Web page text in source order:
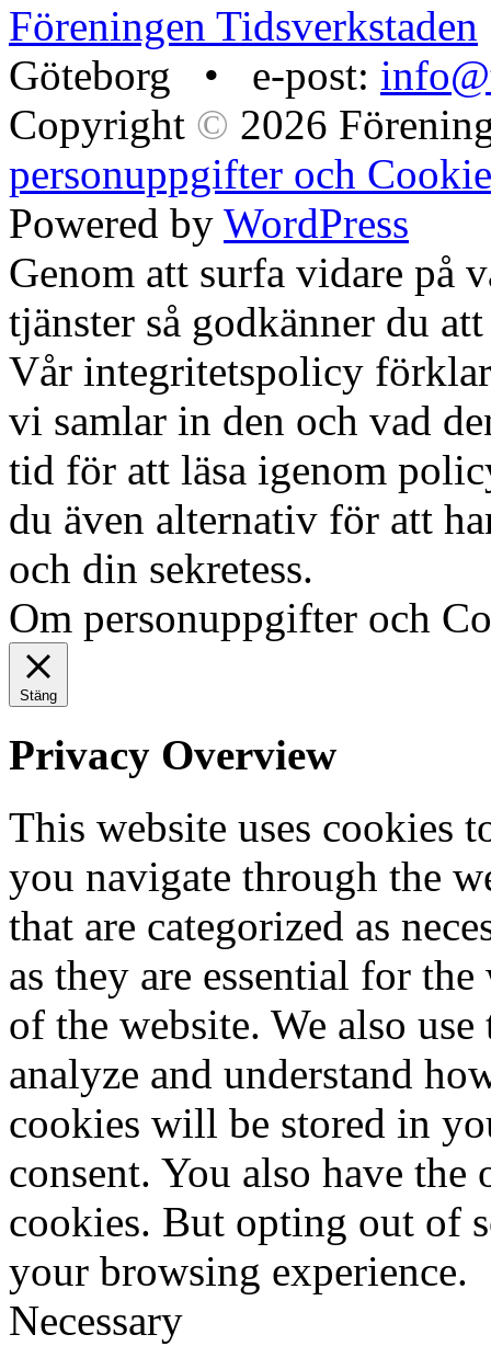
Föreningen Tidsverkstaden
Göteborg • e-post:
Copyright © 2026
personuppgifter och
Powered by WordPress
Genom att surfa vidare på
tjänster så godkänner du
Vår integritetspolicy
vi samlar in den och vad
tid för att läsa igenom
du även alternativ för att
och din sekretess.
Om personuppgifter och
Stäng
Privacy Overview
This website uses cookies
you navigate through the
that are categorized as
as they are essential for
of the website. We also
analyze and understand
cookies will be stored in
consent. You also have
cookies. But opting out of
your browsing experience.
Necessary